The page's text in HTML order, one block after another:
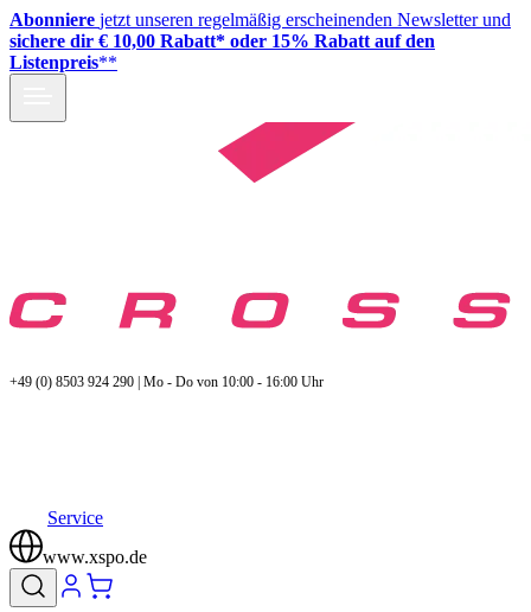
Abonniere jetzt unseren regelmäßig erscheinenden Newsletter und
sichere dir € 10,00 Rabatt* oder 15% Rabatt auf den
Listenpreis**
+49 (0) 8503 924 290 | Mo - Do von 10:00 - 16:00 Uhr
Service
www.xspo.de